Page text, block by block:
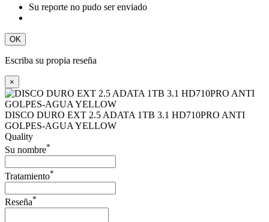
Su reporte no pudo ser enviado
OK
Escriba su propia reseña
×
DISCO DURO EXT 2.5 ADATA 1TB 3.1 HD710PRO ANTI
GOLPES-AGUA YELLOW
Quality
Su nombre*
Tratamiento*
Reseña*